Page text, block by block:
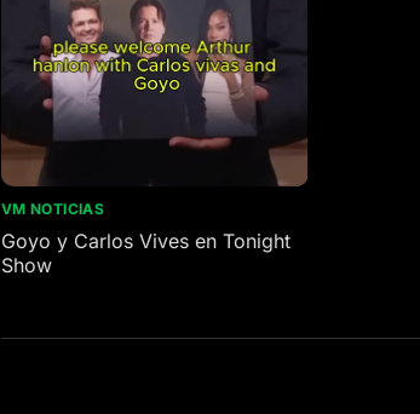
VM NOTICIAS
Goyo y Carlos Vives en Tonight
Show